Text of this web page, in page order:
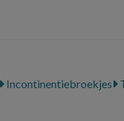
Incontinentiebroekjes